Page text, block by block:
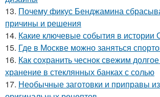
13. Почему фикус Бенджамина
причины и решения
14. Какие ключевые события в истории
15. Где в Москве можно заняться
16. Как сохранить чеснок свежим
хранение в стеклянных банках с солью
17. Необычные заготовки и приправы